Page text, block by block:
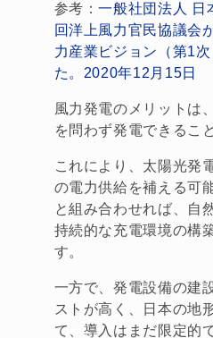
参考：一般社団法人 日
回洋上風力官民協議会
力産業ビジョン（第1
た。2020年12月15日
風力発電のメリットは
を問わず発電できるこ
これにより、太陽光発
の電力供給を補える可
と組み合わせれば、自
持続的な充電環境の構
す。
一方で、発電設備の建
ストが高く、日本の地
て、導入はまだ限定的